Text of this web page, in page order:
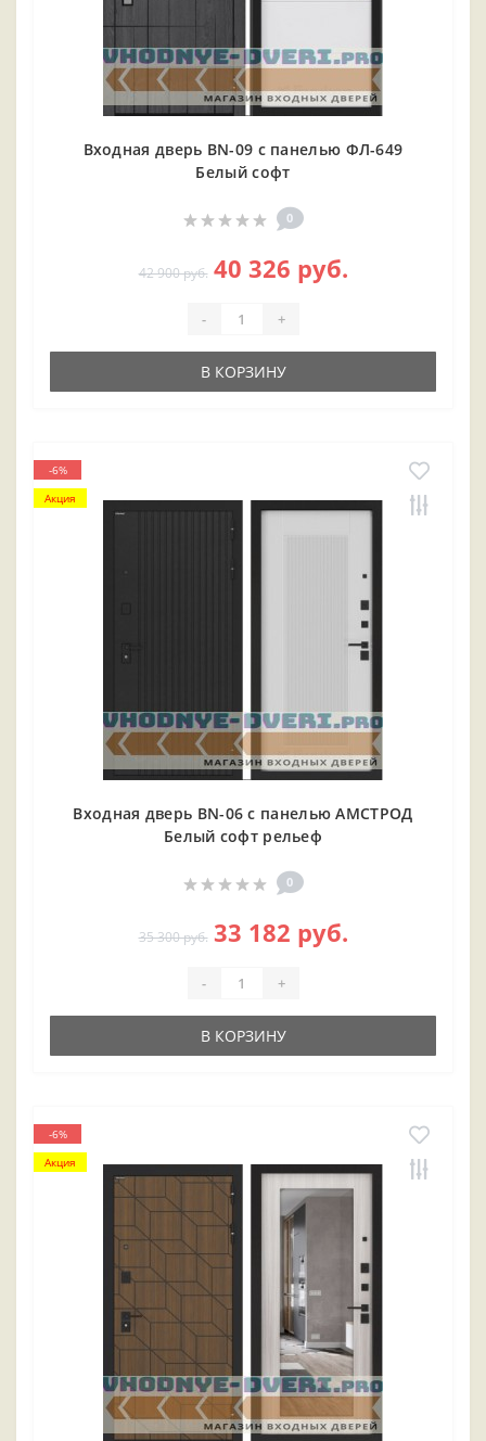
Входная дверь BN-09 с панелью ФЛ-649
Белый софт
0
42 900 руб. 40 326 руб.
- +
В КОРЗИНУ
-6%
Акция
Входная дверь BN-06 с панелью АМСТРОД
Белый софт рельеф
0
35 300 руб. 33 182 руб.
- +
В КОРЗИНУ
-6%
Акция